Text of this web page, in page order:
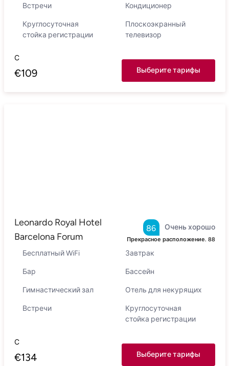
Встречи Кондиционер
Круглосуточная
стойка регистрации
Плоскоэкранный
телевизор
С
€109 Выберите тарифы
Leonardo Royal Hotel
Barcelona Forum
Очень хорошо
86
Прекрасное расположение. 88
Бесплатный WiFi Завтрак
Бар Бассейн
Гимнастический зал Отель для некурящих
Встречи
Круглосуточная
стойка регистрации
С
€134 Выберите тарифы